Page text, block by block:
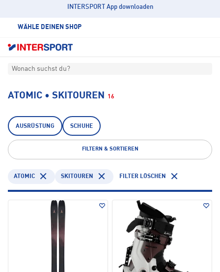
INTERSPORT App downloaden
WÄHLE DEINEN SHOP
Wonach suchst du?
ATOMIC • SKITOUREN 16
AUSRÜSTUNG SCHUHE
FILTERN & SORTIEREN
ATOMIC SKITOUREN FILTER LÖSCHEN